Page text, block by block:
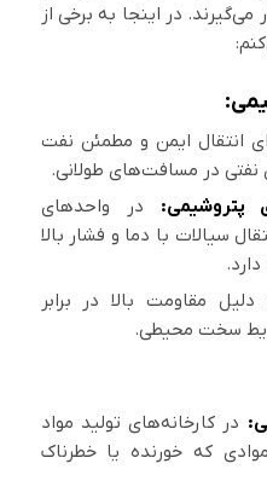
در اینجا به برخی از
انتقال ایمن و مطمئن نفت
نفتی در مسافت‌های طولانی.
پتروشیمی: در واحدهای
سیالات با دما و فشار بالا
دلیل مقاومت بالا در برابر
سخت محیطی.
در کارخانه‌های تولید مواد
که خورنده یا خطرناک